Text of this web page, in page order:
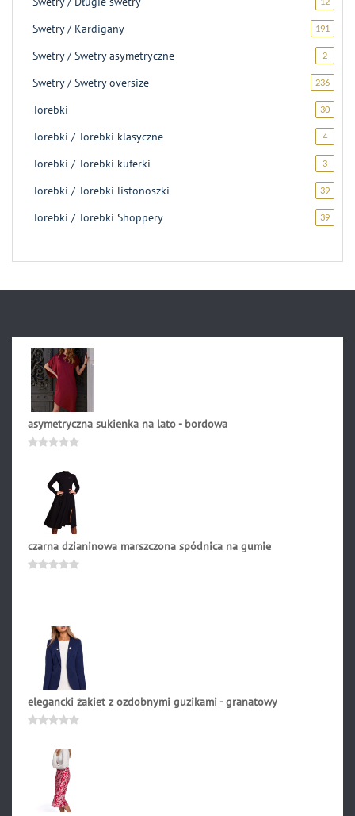
Swetry / Kardigany 191
Swetry / Swetry asymetryczne 22
Swetry / Swetry oversize 236236
Torebki 3030
Torebki / Torebki klasyczne 44
Torebki / Torebki kuferki 33
Torebki / Torebki listonoszki 3939
Torebki / Torebki Shoppery 3939
asymetryczna sukienka na lato - bordowa
czarna dzianinowa marszczona spódnica na gumie
elegancki żakiet z ozdobnymi guzikami - granatowy